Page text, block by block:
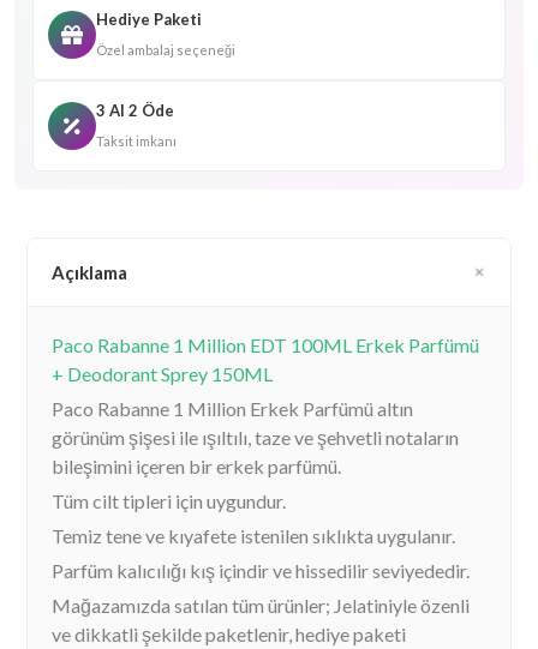
Hediye Paketi
Özel ambalaj seçeneği
3 Al 2 Öde
Taksit imkanı
Açıklama
Paco Rabanne 1 Million EDT 100ML Erkek Parfümü
+ Deodorant Sprey 150ML
Paco Rabanne 1 Million Erkek Parfümü altın
görünüm şişesi ile ışıltılı, taze ve şehvetli notaların
bileşimini içeren bir erkek parfümü.
Tüm cilt tipleri için uygundur.
Temiz tene ve kıyafete istenilen sıklıkta uygulanır.
Parfüm kalıcılığı kış içindir ve hissedilir seviyededir.
Mağazamızda satılan tüm ürünler; Jelatiniyle özenli
ve dikkatli şekilde paketlenir, hediye paketi